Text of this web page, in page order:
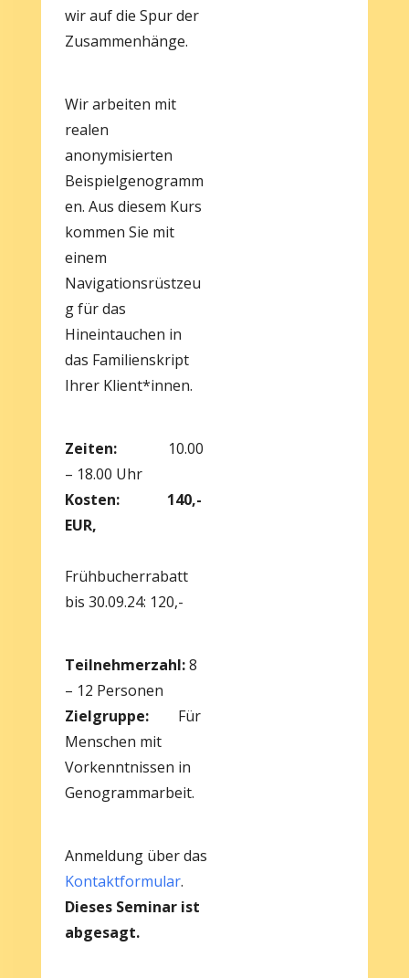
wir auf die Spur der
Zusammenhänge.
Wir arbeiten mit
realen
anonymisierten
Beispielgenogramm
en. Aus diesem Kurs
kommen­ Sie mit
einem
Navigationsrüstzeu
g für das
Hineintauchen in
das Familienskript
Ihrer Klient*innen.
Zeiten:
10.00
– 18.00 Uhr
Kosten:
140,-
EUR,
Frühbucherrabatt
bis 30.09.24: 120,-
Teilnehmerzahl:8
– 12 Personen
Zielgruppe:
Für
Menschen mit
Vorkenntnissen in
Genogrammarbeit.
Anmeldung über das
Kontaktformular.
Dieses Seminar ist
abgesagt.